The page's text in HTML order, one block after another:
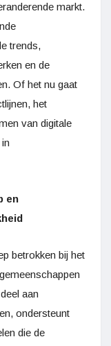
markt.
trends,
en de
Of het nu gaat
het
van digitale
en
betrokken bij het
aan
ondersteunt
die de